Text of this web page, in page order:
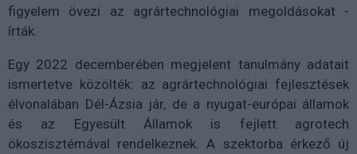
figyelem övezi az agrártechnológiai megoldásokat -
írták.
Egy 2022 decemberében megjelent tanulmány adatait
ismertetve közölték: az agrártechnológiai fejlesztések
élvonalában Dél-Ázsia jár, de a nyugat-európai államok
és az Egyesült Államok is fejlett agrotech
ökoszisztémával rendelkeznek. A szektorba érkező új